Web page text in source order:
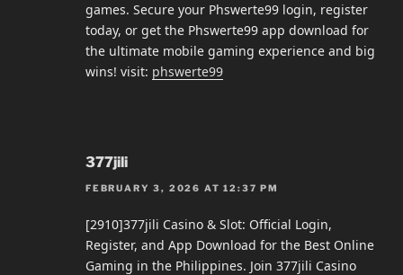
games. Secure your Phswerte99 login, register
today, or get the Phswerte99 app download for
the ultimate mobile gaming experience and big
wins! visit: phswerte99
377jili
FEBRUARY 3, 2026 AT 12:37 PM
[2910]377jili Casino & Slot: Official Login,
Register, and App Download for the Best Online
Gaming in the Philippines. Join 377jili Casino